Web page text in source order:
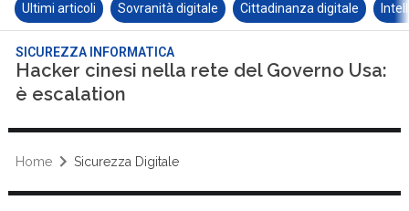
Ultimi articoli Sovranità digitale Cittadinanza digitale
SICUREZZA INFORMATICA
Hacker cinesi nella rete del Governo Usa:
è escalation
Home Sicurezza Digitale